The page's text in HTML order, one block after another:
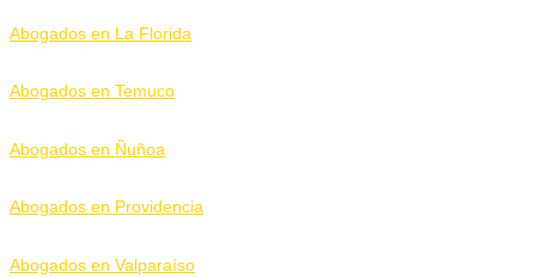
Abogados en La Florida
Abogados en Temuco
Abogados en Ñuñoa
Abogados en Providencia
Abogados en Valparaíso